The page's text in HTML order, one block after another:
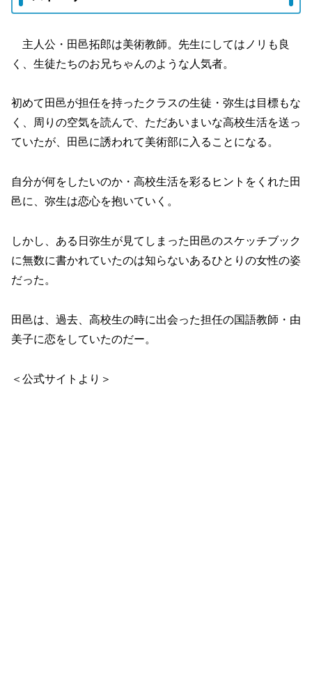
主人公・田邑拓郎は美術教師。先生にしてはノリも良
く、生徒たちのお兄ちゃんのような人気者。
初めて田邑が担任を持ったクラスの生徒・弥生は目標もな
く、周りの空気を読んで、ただあいまいな高校生活を送っ
ていたが、田邑に誘われて美術部に入ることになる。
自分が何をしたいのか・高校生活を彩るヒントをくれた田
邑に、弥生は恋心を抱いていく。
しかし、ある日弥生が見てしまった田邑のスケッチブック
に無数に書かれていたのは知らないあるひとりの女性の姿
だった。
田邑は、過去、高校生の時に出会った担任の国語教師・由
美子に恋をしていたのだー。
＜公式サイトより＞